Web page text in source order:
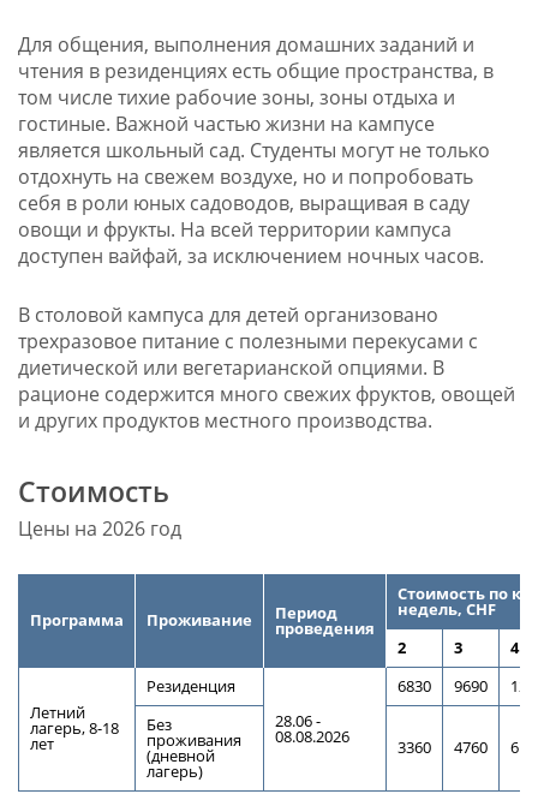
Для общения, выполнения домашних заданий и
чтения в резиденциях есть общие пространства, в
том числе тихие рабочие зоны, зоны отдыха и
гостиные. Важной частью жизни на кампусе
является школьный сад. Студенты могут не только
отдохнуть на свежем воздухе, но и попробовать
себя в роли юных садоводов, выращивая в саду
овощи и фрукты. На всей территории кампуса
доступен вайфай, за исключением ночных часов.
В столовой кампуса для детей организовано
трехразовое питание с полезными перекусами с
диетической или вегетарианской опциями. В
рационе содержится много свежих фруктов, овощей
и других продуктов местного производства.
Стоимость
Цены на 2026 год
Программа Проживание Период
проведения
Стоимость по
недель, CHF
2
3 4
Летний
лагерь,8-18
лет
Резиденция
28.06 -
08.08.2026
6830 9690
Без
проживания
(дневной
лагерь)
3360 4760